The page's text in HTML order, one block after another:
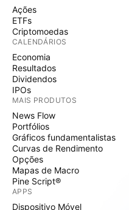
Ações
ETFs
Criptomoedas
CALENDÁRIOS
Economia
Resultados
Dividendos
IPOs
MAIS PRODUTOS
News Flow
Portfólios
Gráficos fundamentalistas
Curvas de Rendimento
Opções
Mapas de Macro
Pine Script®
APPS
Dispositivo Móvel